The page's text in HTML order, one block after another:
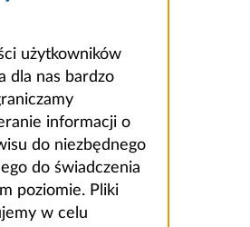
użytkowników
dla nas bardzo
informacji o
do niezbędnego
do świadczenia
poziomie. Pliki
w celu